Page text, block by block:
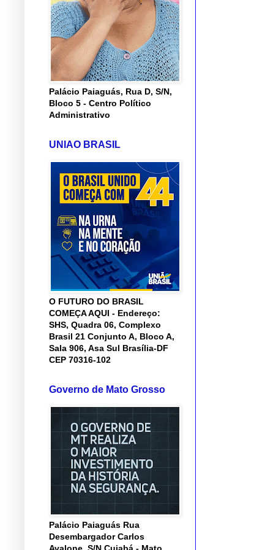
Palácio Paiaguás, Rua D, S/N,
Bloco 5 - Centro Político
Administrativo
UNIAO BRASIL
O FUTURO DO BRASIL
COMEÇA AQUI - Endereço:
SHS, Quadra 06, Complexo
Brasil 21 Conjunto A, Bloco A,
Sala 906, Asa Sul Brasília-DF
CEP 70316-102
Governo de Mato Grosso
Palácio Paiaguás Rua
Desembargador Carlos
Avalone, S/N Cuiabá - Mato